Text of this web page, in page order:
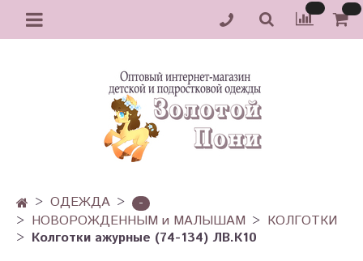
ОДЕЖДА
-
НОВОРОЖДЕННЫМ и МАЛЫШАМ
КОЛГОТКИ
Колготки ажурные (74-134) ЛВ.К10